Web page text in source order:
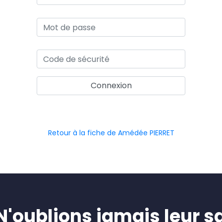
Retour à la fiche de Amédée PIERRET
jamais leur